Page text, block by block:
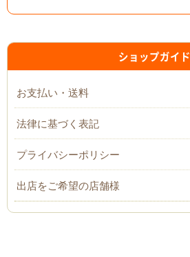
ショップガイド
お支払い・送料
法律に基づく表記
プライバシーポリシー
出店をご希望の店舗様